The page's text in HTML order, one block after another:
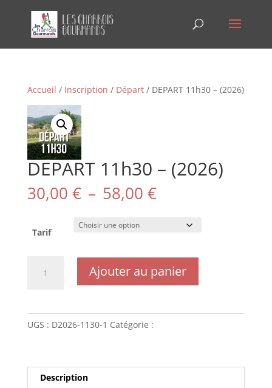
Accueil / Inscription / Départ/ DEPART 11h30 – (2026)
DEPART 11h30 – (2026)
30,00 € – 58,00 €Plage
de
prix :
30,00 €
58,00 €
Tarif
Ajouter au panier
UGS : D2026-1130-1 Catégorie :
Description